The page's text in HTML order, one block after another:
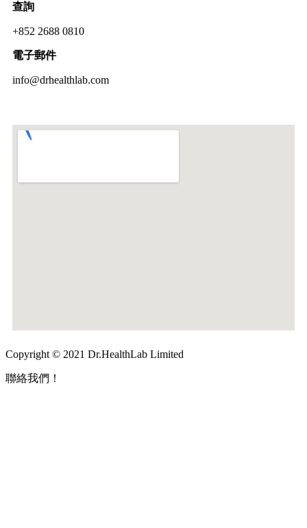
查詢
+852 2688 0810
電子郵件
info@drhealthlab.com
Copyright © 2021 Dr.HealthLab Limited
聯絡我們！